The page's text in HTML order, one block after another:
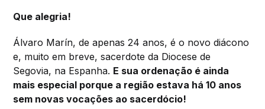
Que alegria!
Álvaro Marín, de apenas 24 anos, é o novo diácono
e, muito em breve, sacerdote da Diocese de
Segovia, na Espanha. E sua ordenação é ainda
mais especial porque a região estava há 10 anos
sem novas vocações ao sacerdócio!